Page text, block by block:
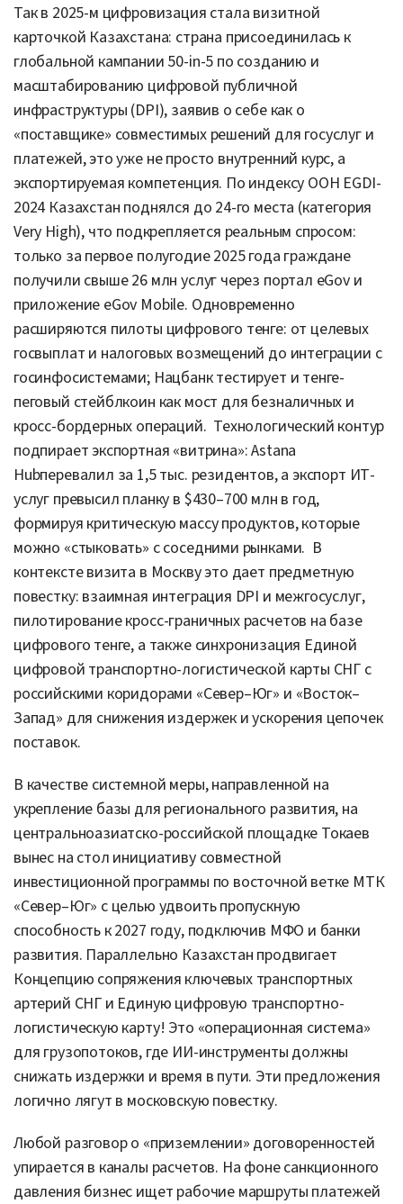
Так в 2025-м цифровизация стала визитной
карточкой Казахстана: страна присоединилась к
глобальной кампании 50-in-5 по созданию и
масштабированию цифровой публичной
инфраструктуры (DPI), заявив о себе как о
«поставщике» совместимых решений для госуслуг и
платежей, это уже не просто внутренний курс, а
экспортируемая компетенция. По индексу ООН EGDI-
2024 Казахстан поднялся до 24-го места (категория
Very High), что подкрепляется реальным спросом:
только за первое полугодие 2025 года граждане
получили свыше 26 млн услуг через портал eGov и
приложение eGov Mobile. Одновременно
расширяются пилоты цифрового тенге: от целевых
госвыплат и налоговых возмещений до интеграции с
госинфосистемами; Нацбанк тестирует и тенге-
пеговый стейблкоин как мост для безналичных и
кросс-бордерных операций. Технологический контур
подпирает экспортная «витрина»: Astana
Hubперевалил за 1,5 тыс. резидентов, а экспорт ИТ-
услуг превысил планку в $430–700 млн в год,
формируя критическую массу продуктов, которые
можно «стыковать» с соседними рынками. В
контексте визита в Москву это дает предметную
повестку: взаимная интеграция DPI и межгосуслуг,
пилотирование кросс-граничных расчетов на базе
цифрового тенге, а также синхронизация Единой
цифровой транспортно-логистической карты СНГ с
российскими коридорами «Север–Юг» и «Восток–
Запад» для снижения издержек и ускорения цепочек
поставок.
В качестве системной меры, направленной на
укрепление базы для регионального развития, на
центральноазиатско-российской площадке Токаев
вынес на стол инициативу совместной
инвестиционной программы по восточной ветке МТК
«Север–Юг» с целью удвоить пропускную
способность к 2027 году, подключив МФО и банки
развития. Параллельно Казахстан продвигает
Концепцию сопряжения ключевых транспортных
артерий СНГ и Единую цифровую транспортно-
логистическую карту! Это «операционная система»
для грузопотоков, где ИИ-инструменты должны
снижать издержки и время в пути. Эти предложения
логично лягут в московскую повестку.
Любой разговор о «приземлении» договоренностей
упирается в каналы расчетов. На фоне санкционного
давления бизнес ищет рабочие маршруты платежей